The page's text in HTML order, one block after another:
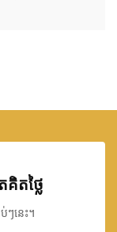
តថ្លៃ
នេះ។